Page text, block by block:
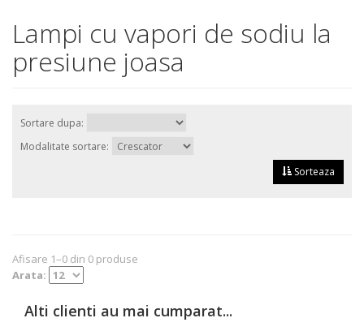
Lampi cu vapori de sodiu la
presiune joasa
Sortare dupa:
Modalitate sortare:
Sorteaza
Afisare 1–0 din 0 produse
Arata:
Alti clienti au mai cumparat...